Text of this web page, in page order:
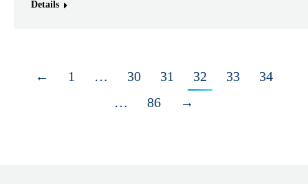
Details
← 1 … 30 31 32 33
34
…
86 →